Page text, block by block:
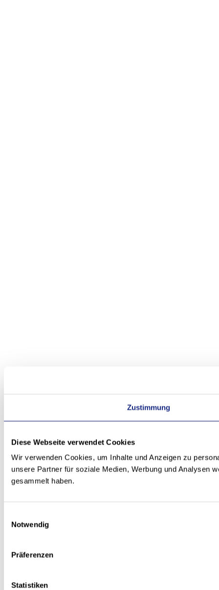
Zustimmung
Diese Webseite verwendet Cookies
Wir verwenden Cookies, um Inhalte und Anzeigen zu
unsere Partner für soziale Medien, Werbung und Analysen
gesammelt haben.
Notwendig
Präferenzen
Statistiken